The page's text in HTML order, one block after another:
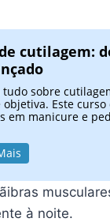
cutilagem:
sobre
objetiva. Este
em manicure e
à noite.